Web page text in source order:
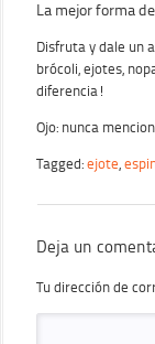
La mejor forma
Disfruta y dale un
brócoli, ejotes,
diferencia!
Ojo: nunca
Tagged: ejote,
Deja un
Tu dirección de